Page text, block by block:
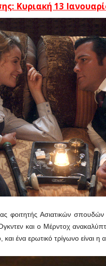
Κυριακή 13
φοιτητής Ασιατικών σπουδών
και ο Μέρντοχ
ένα ερωτικό τρίγωνο είναι η